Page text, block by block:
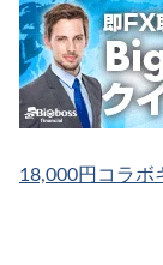
18,000円コラボ